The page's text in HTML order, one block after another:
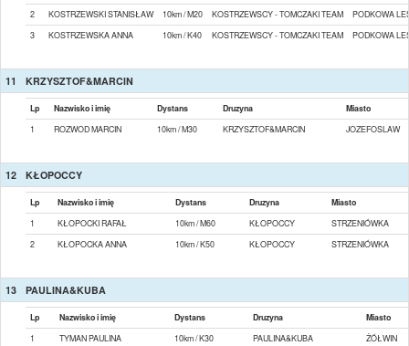
2
KOSTRZEWSKI STANISŁAW 10km / M20 KOSTRZEWSCY - TOMCZAKI TEAM
PODKOWA
3
KOSTRZEWSKA ANNA 10km / K40 KOSTRZEWSCY - TOMCZAKI TEAM PODKOWA
11 KRZYSZTOF&MARCIN
Lp Nazwisko i imię Dystans Druzyna
Miasto
1
ROZWOD MARCIN 10km / M30 KRZYSZTOF&MARCIN JOZEFOSLAW
12 KŁOPOCCY
Lp Nazwisko i imię Dystans Druzyna
Miasto
1
KŁOPOCKI RAFAŁ 10km / M60 KŁOPOCCY
STRZENIÓWKA
2
KŁOPOCKA ANNA 10km / K50 KŁOPOCCY STRZENIÓWKA
13 PAULINA&KUBA
Lp Nazwisko i imię Dystans Druzyna
Miasto
1
TYMAN PAULINA 10km / K30 PAULINA&KUBA ŻÓŁWIN